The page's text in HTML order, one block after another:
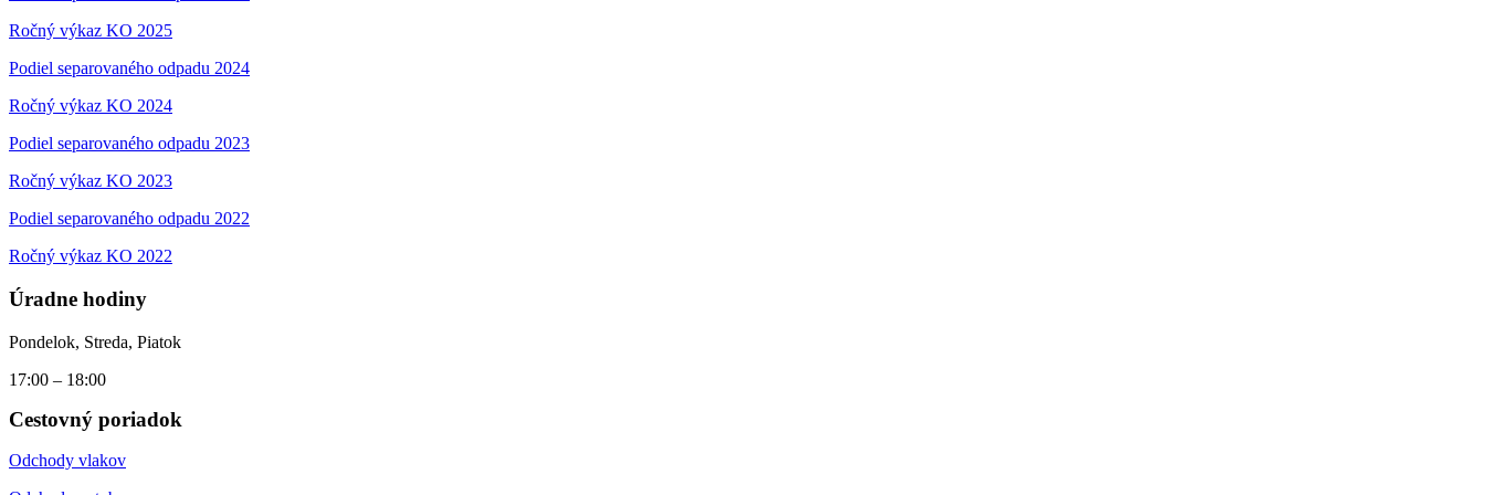
Ročný výkaz KO 2025
Podiel separovaného odpadu 2024
Ročný výkaz KO 2024
Podiel separovaného odpadu 2023
Ročný výkaz KO 2023
Podiel separovaného odpadu 2022
Ročný výkaz KO 2022
Úradne hodiny
Pondelok, Streda, Piatok
17:00 – 18:00
Cestovný poriadok
Odchody vlakov